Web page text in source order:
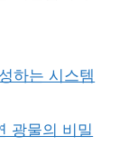
하는 시스템
광물의 비밀